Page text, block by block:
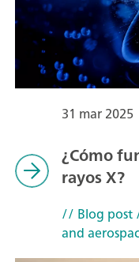
31 mar 2025
¿Cómo
rayos X?
// Blog post
and